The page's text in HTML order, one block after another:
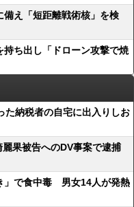
え「短距離戦術核」を検
ち出し「ドローン攻撃で焼
た納税者の自宅に出入りしお
麗果被告へのDV事案で逮捕
」で食中毒 男女14人が発熱